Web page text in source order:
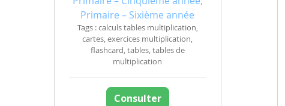
Primaire – Sixième année
Tags : calculs tables multiplication,
cartes, exercices multiplication,
flashcard, tables, tables de
multiplication
Consulter